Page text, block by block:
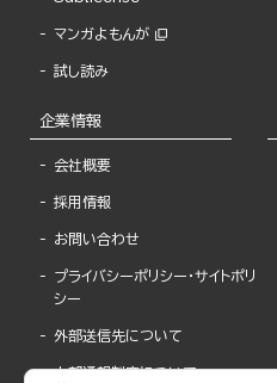
マンガよもんが
試し読み
企業情報
会社概要
採用情報
お問い合わせ
プライバシーポリシー・サイトポリ
シー
外部送信先について
内部通報制度について